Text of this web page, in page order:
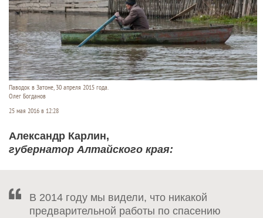
Паводок в Затоне, 30 апреля 2015 года.
Олег Богданов
25 мая 2016 в 12:28
Александр Карлин,
губернатор Алтайского края:
В 2014 году мы видели, что никакой
предварительной работы по спасению